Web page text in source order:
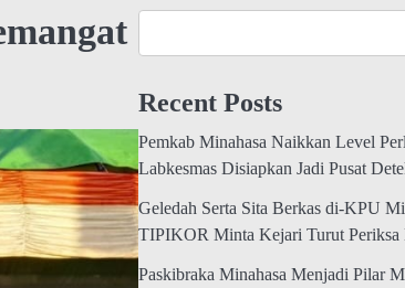
Recent Posts
Pemkab Minahasa Naikkan Level
Labkesmas Disiapkan Jadi Pusat
Geledah Serta Sita Berkas di-KPU
TIPIKOR Minta Kejari Turut Periksa
Paskibraka Minahasa Menjadi Pilar